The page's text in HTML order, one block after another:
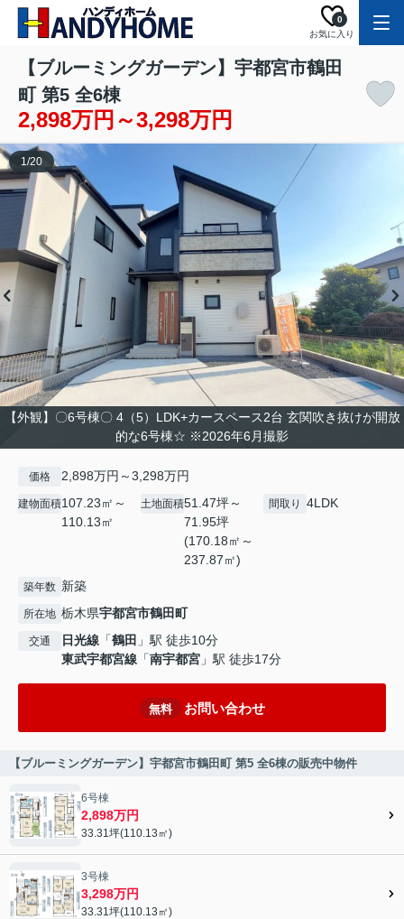
お気に入り
0
【ブルーミングガーデン】宇都宮市鶴田
町 第5 全6棟
2,898万円～3,298万円
【外観】〇6号棟〇 4（5）LDK+カースペース2台 玄関吹き抜けが開放
的な6号棟☆ ※2026年6月撮影
1/20
価格 2,898万円～3,298万円
建物面積107.23㎡～
110.13㎡
土地面積51.47坪～
71.95坪
(170.18㎡～
237.87㎡)
間取り 4LDK
築年数 新築
所在地 栃木県宇都宮市鶴田町
交通 日光線 「鶴田 」駅 徒歩10分
東武宇都宮線 「南宇都宮 」駅 徒歩17分
無料 お問い合わせ
【ブルーミングガーデン】宇都宮市鶴田町 第5 全6棟の販売中物件
6号棟
2,898万円
33.31坪(110.13㎡)
3号棟
3,298万円
33.31坪(110.13㎡)